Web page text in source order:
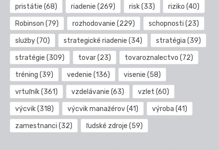
pristátie (68) riadenie (269) risk(33) riziko (40)
Robinson (79) rozhodovanie (229) schopnosti (23)
služby(70) strategické riadenie (34) stratégia (39)
stratégie (309) tovar(23) tovaroznalectvo (72)
tréning (39) vedenie (136) visenie (58)
vrtuľník(361) vzdelávanie (63) vzlet (60)
výcvik(318) výcvik manažérov(41) výroba (41)
zamestnanci (32) ľudské zdroje (59)